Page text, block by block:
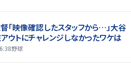
「映像確認したスタッフから…」大谷
ウトにチャレンジしなかったワケは
野球